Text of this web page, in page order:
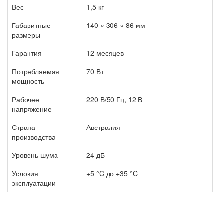
Вес
1,5 кг
Габаритные
размеры
140 × 306 × 86 мм
Гарантия
12 месяцев
Потребляемая
мощность
70 Вт
Рабочее
напряжение
220 В/50 Гц, 12 В
Страна
производства
Австралия
Уровень шума
24 дБ
Условия
эксплуатации
+5 °C до +35 °C